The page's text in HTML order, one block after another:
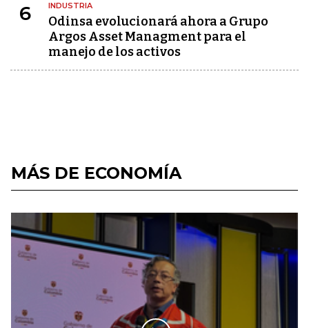
6 INDUSTRIA
Odinsa evolucionará ahora a Grupo
Argos Asset Managment para el
manejo de los activos
MÁS DE ECONOMÍA